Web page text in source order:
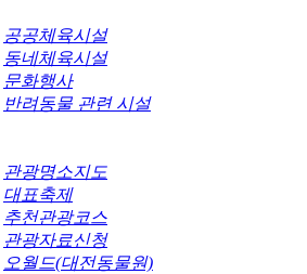
공공체육시설
동네체육시설
문화행사
반려동물 관련 시설
관광명소지도
대표축제
추천관광코스
관광자료신청
오월드(대전동물원)